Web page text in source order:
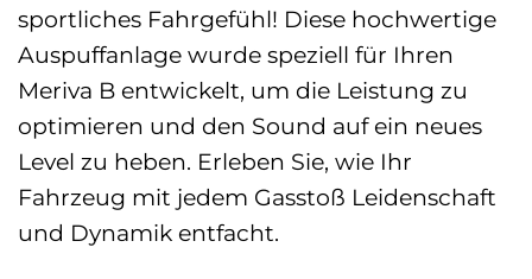
sportliches Fahrgefühl! Diese hochwertige
Auspuffanlage wurde speziell für Ihren
Meriva B entwickelt, um die Leistung zu
optimieren und den Sound auf ein neues
Level zu heben. Erleben Sie, wie Ihr
Fahrzeug mit jedem Gasstoß Leidenschaft
und Dynamik entfacht.